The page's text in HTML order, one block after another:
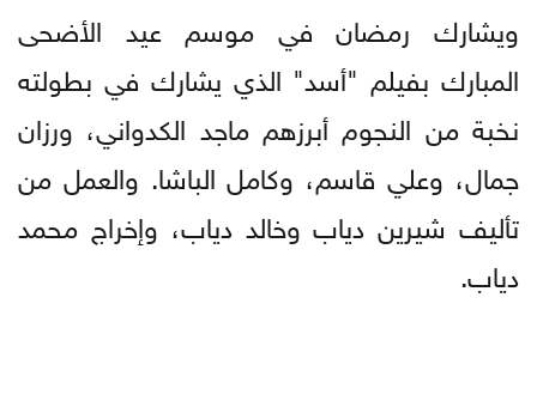
ويشارك رمضان في موسم عيد الأضحى
المبارك بفيلم "أسد" الذي يشارك في بطولته
نخبة من النجوم أبرزهم ماجد الكدواني، ورزان
جمال، وعلي قاسم، وكامل الباشا. والعمل من
تأليف شيرين دياب وخالد دياب، وإخراج محمد
دياب.